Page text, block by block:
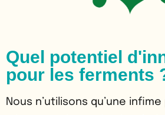
Quel potentiel
pour les ferments
Nous n’utilisons qu’une